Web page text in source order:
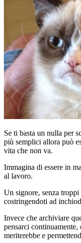
Se ti basta un nulla per
più semplici allora può
vita che non va.
Immagina di essere in
al lavoro.
Un signore, senza
costringendoti ad
Invece che archiviare
pensarci
meriterebbe e